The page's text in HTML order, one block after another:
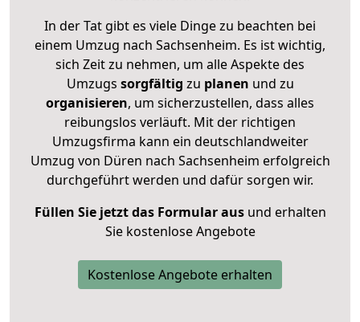
In der Tat gibt es viele Dinge zu beachten bei
einem Umzug nach Sachsenheim. Es ist wichtig,
sich Zeit zu nehmen, um alle Aspekte des
Umzugs sorgfältig zu planen und zu
organisieren, um sicherzustellen, dass alles
reibungslos verläuft. Mit der richtigen
Umzugsfirma kann ein deutschlandweiter
Umzug von Düren nach Sachsenheim erfolgreich
durchgeführt werden und dafür sorgen wir.
Füllen Sie jetzt das Formular ausund erhalten
Sie kostenlose Angebote
Kostenlose Angebote erhalten